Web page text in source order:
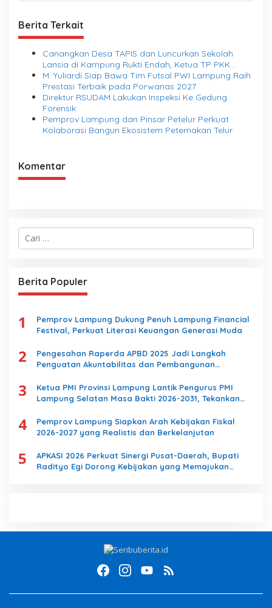
Berita Terkait
Canangkan Desa TAPIS dan Luncurkan Sekolah
Lansia di Kampung Rukti Endah, Ketua TP PKK
Lampung Dorong Pembangunan SDM Dimulai dari
Desa
M. Yuliardi Siap Bawa Tim Futsal PWI Lampung Raih
Prestasi Terbaik pada Porwanas 2027
Direktur RSUDAM Lakukan Inspeksi Ke Gedung
Forensik
Pemprov Lampung dan Pinsar Petelur Perkuat
Kolaborasi Bangun Ekosistem Peternakan Telur
Komentar
C
u
n
t
k
Berita Populer
1
Pemprov Lampung Dukung Penuh Lampung Financial
Festival, Perkuat Literasi Keuangan Generasi Muda
2
Pengesahan Raperda APBD 2025 Jadi Langkah
Penguatan Akuntabilitas dan Pembangunan
3
Ketua PMI Provinsi Lampung Lantik Pengurus PMI
Lampung Selatan Masa Bakti 2026-2031, Tekankan
4
Pemprov Lampung Siapkan Arah Kebijakan Fiskal
2026-2027 yang Realistis dan Berkelanjutan
5
APKASI 2026 Perkuat Sinergi Pusat-Daerah, Bupati
Radityo Egi Dorong Kebijakan yang Memajukan